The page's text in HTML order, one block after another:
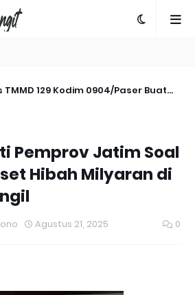
TMMD 129 Kodim 0904/Paser Buat
Pemprov Jatim Soal
Hibah Milyaran di
Agustus 21, 2025 0